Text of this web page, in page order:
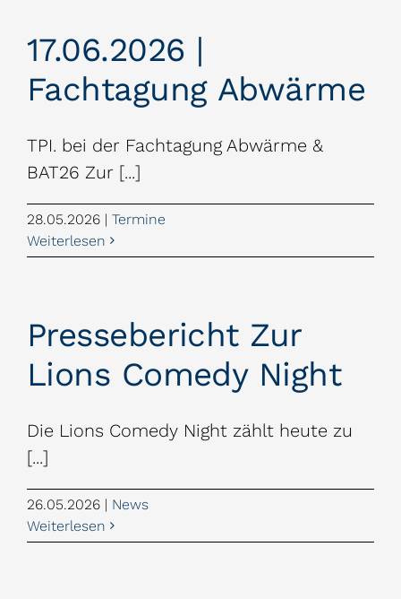
17.06.2026 |
Fachtagung Abwärme
TPI. bei der Fachtagung Abwärme &
BAT26 Zur [...]
28.05.2026 | Termine
Weiterlesen
Pressebericht Zur
Lions Comedy Night
Die Lions Comedy Night zählt heute zu
[...]
26.05.2026 | News
Weiterlesen